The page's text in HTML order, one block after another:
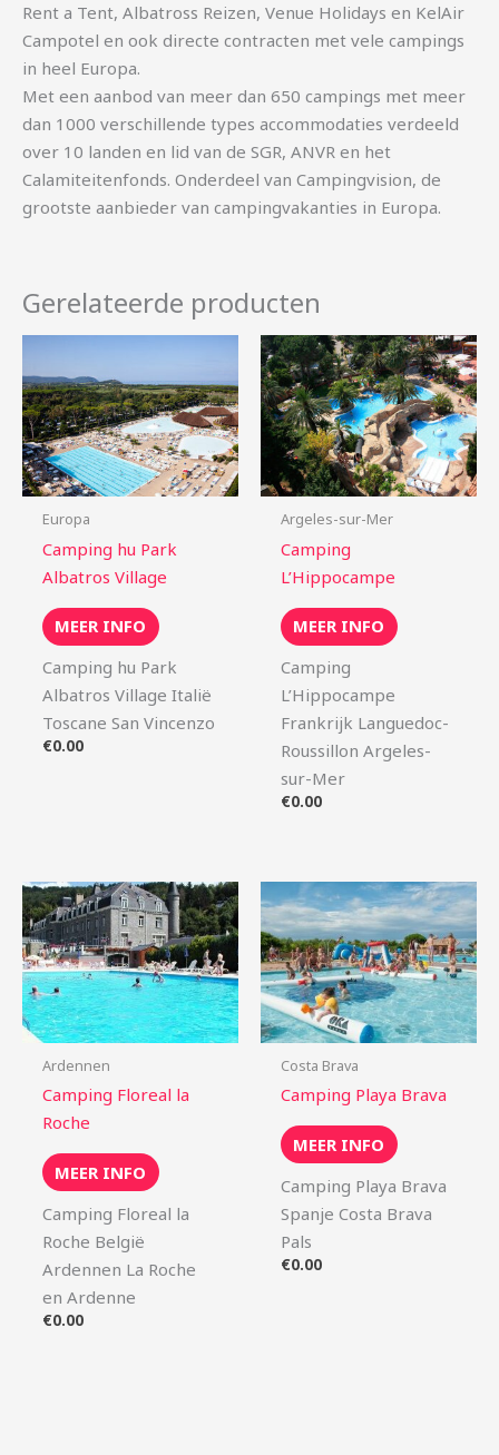
Rent a Tent, Albatross Reizen, Venue Holidays en KelAir
Campotel en ook directe contracten met vele campings
in heel Europa.
Met een aanbod van meer dan 650 campings met meer
dan 1000 verschillende types accommodaties verdeeld
over 10 landen en lid van de SGR, ANVR en het
Calamiteitenfonds. Onderdeel van Campingvision, de
grootste aanbieder van campingvakanties in Europa.
Gerelateerde producten
Europa
Camping hu Park
Albatros Village
MEER INFO
Camping hu Park
Albatros Village Italië
Toscane San Vincenzo
€0.00
Argeles-sur-Mer
Camping
L’Hippocampe
MEER INFO
Camping
L’Hippocampe
Frankrijk Languedoc-
Roussillon Argeles-
sur-Mer
€0.00
Ardennen
Camping Floreal la
Roche
MEER INFO
Camping Floreal la
Roche België
Ardennen La Roche
en Ardenne
€0.00
Costa Brava
Camping Playa Brava
MEER INFO
Camping Playa Brava
Spanje Costa Brava
Pals
€0.00